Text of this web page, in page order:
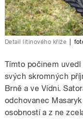
Detail litinového kříže
Tímto počinem uvedl
svých skromných
Brně a ve Vídni.
odchovanec
osobností a z ne